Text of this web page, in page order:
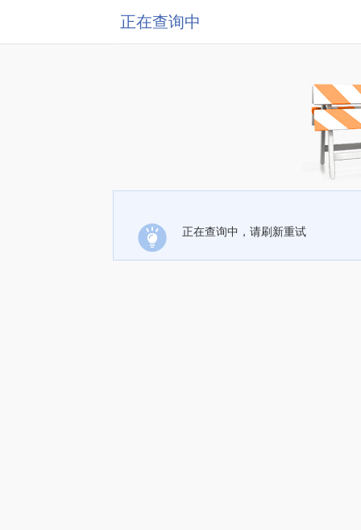
正在查询中
正在查询中，请刷新重试